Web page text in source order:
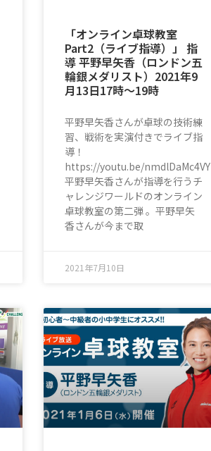
「オンライン卓球教室
Part2（ライブ指導）」 指
導 平野早矢香（ロンドン五
輪銀メダリスト）2021年9
月13日17時〜19時
平野早矢香さんが卓球の技術練
習、戦術を実演付きでライブ指
導！
https://youtu.be/nmdlDaMc4VY
平野早矢香さんが指導を行うチ
ャレンジワールドのオンライン
卓球教室の第二弾 。平野早矢
香さんが今まで取
2021年7月10日